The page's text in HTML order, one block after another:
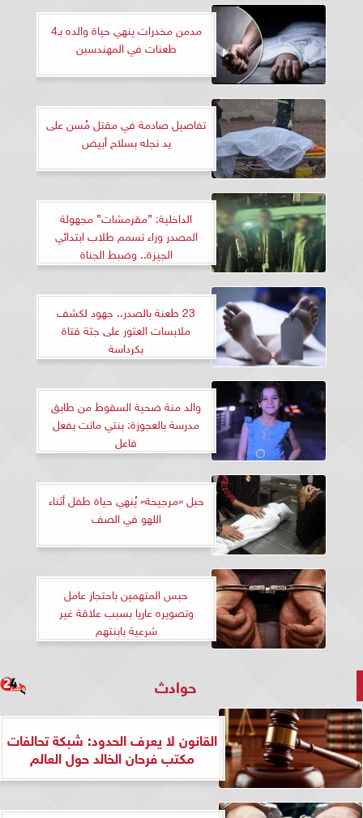
مدمن مخدرات ينهي حياة والده بـ4
طعنات في المهندسين
تفاصيل صادمة في مقتل مُسن على
يد نجله بسلاح أبيض
الداخلية: ”مقرمشات” مجهولة
المصدر وراء تسمم طلاب ابتدائي
الجيزة.. وضبط الجناة
23 طعنة بالصدر.. جهود لكشف
ملابسات العثور على جثة فتاة
بكرداسة
والد منة ضحية السقوط من طابق
مدرسة بالعجوزة: بنتي ماتت بفعل
فاعل
حبل «مرجيحة» يُنهي حياة طفل أثناء
اللهو في الصف
حبس المتهمين باحتجاز عامل
وتصويره عاريا بسبب علاقة غير
شرعية بابنتهم
حوادث
القانون لا يعرف الحدود: شبكة تحالفات
مكتب فرحان الخالد حول العالم